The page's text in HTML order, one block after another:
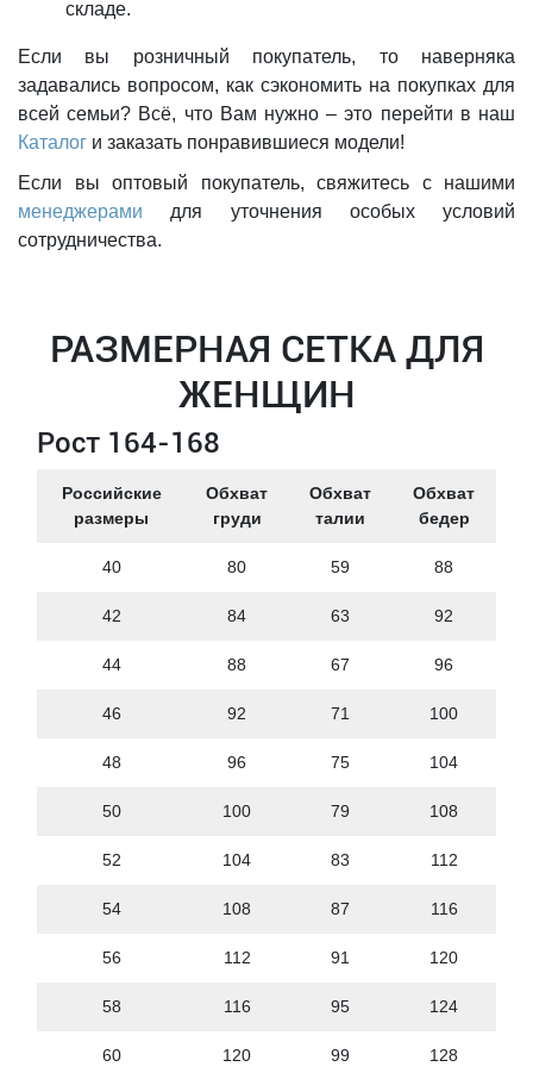
складе.
Если вы розничный покупатель, то наверняка
задавались вопросом, как сэкономить на покупках для
всей семьи? Всё, что Вам нужно – это перейти в наш
Каталог и заказать понравившиеся модели!
Если вы оптовый покупатель, свяжитесь с нашими
менеджерами для уточнения особых условий
сотрудничества.
РАЗМЕРНАЯ СЕТКА ДЛЯ
ЖЕНЩИН
Рост 164-168
Российские
размеры
Обхват
груди
Обхват
талии
Обхват
бедер
40 80 59 88
42 84 63 92
44 88 67 96
46 92 71 100
48 96 75 104
50 100 79 108
52 104 83 112
54 108 87 116
56 112 91 120
58 116 95 124
60 120 99 128